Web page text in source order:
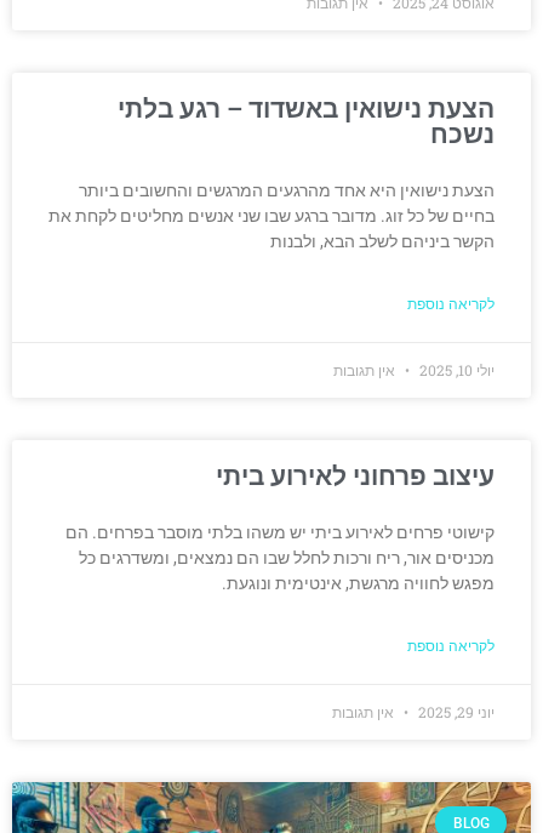
הצעת נישואין באשדוד – רגע בלתי
נשכח
הצעת נישואין היא אחד מהרגעים המרגשים והחשובים ביותר
בחיים של כל זוג. מדובר ברגע שבו שני אנשים מחליטים לקחת את
הקשר ביניהם לשלב הבא, ולבנות
לקריאה נוספת
יולי 10, 2025 אין תגובות
עיצוב פרחוני לאירוע ביתי
קישוטי פרחים לאירוע ביתי יש משהו בלתי מוסבר בפרחים. הם
מכניסים אור, ריח ורכות לחלל שבו הם נמצאים, ומשדרגים כל
מפגש לחוויה מרגשת, אינטימית ונוגעת.
לקריאה נוספת
יוני 29, 2025 אין תגובות
BLOG